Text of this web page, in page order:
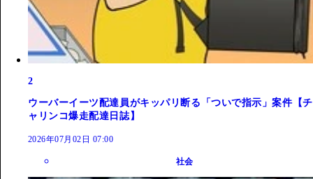
2
ウーバーイーツ配達員がキッパリ断る「ついで指示」案件【チ
ャリンコ爆走配達日誌】
2026年07月02日 07:00
社会